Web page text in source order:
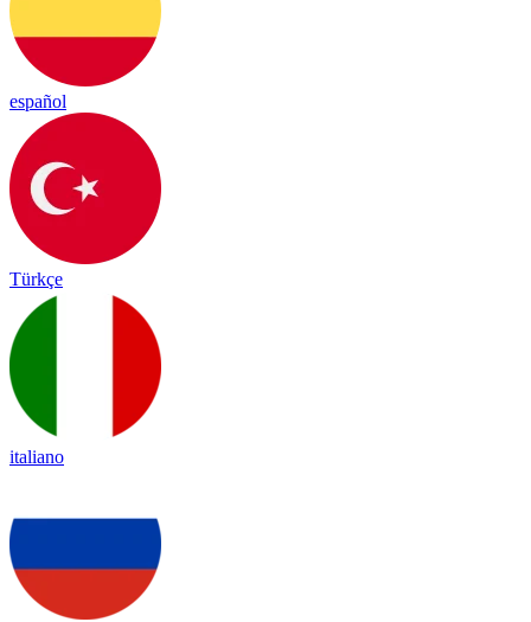
español
Türkçe
italiano